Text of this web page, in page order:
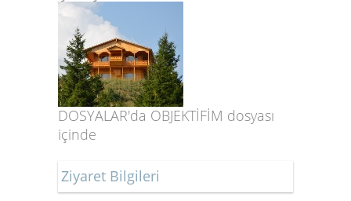
DOSYALAR'da OBJEKTİFİM dosyası
içinde
Ziyaret Bilgileri